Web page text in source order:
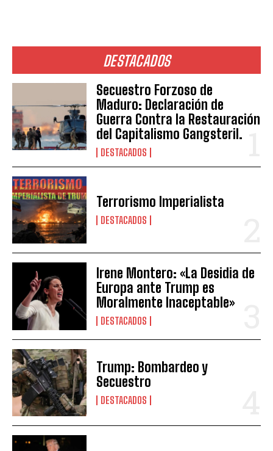
DESTACADOS
Secuestro Forzoso de
Maduro: Declaración de
Guerra Contra la Restauración
del Capitalismo Gangsteril.
DESTACADOS
Terrorismo Imperialista
DESTACADOS
Irene Montero: «La Desidia de
Europa ante Trump es
Moralmente Inaceptable»
DESTACADOS
Trump: Bombardeo y
Secuestro
DESTACADOS